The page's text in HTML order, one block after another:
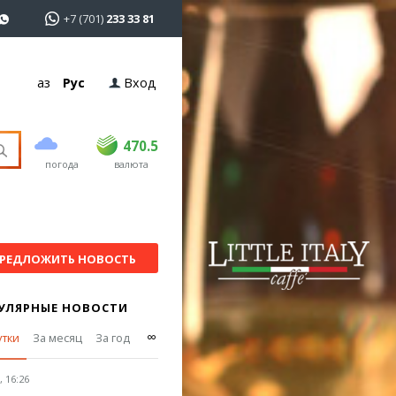
+7 (701) 233 33 81
Қаз Рус Вход
погода
470.5
продажа
USD 469 470.5
EUR валюта
НОВОСТЬ
НОВОСТИ
За месяц За год ∞
16:26